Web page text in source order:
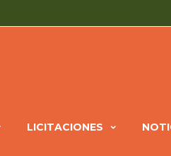
LICITACIONES